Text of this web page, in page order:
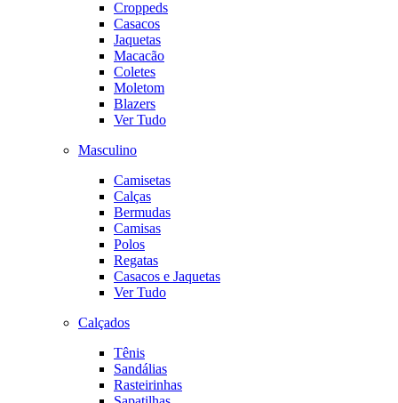
Croppeds
Casacos
Jaquetas
Macacão
Coletes
Moletom
Blazers
Ver Tudo
Masculino
Camisetas
Calças
Bermudas
Camisas
Polos
Regatas
Casacos e Jaquetas
Ver Tudo
Calçados
Tênis
Sandálias
Rasteirinhas